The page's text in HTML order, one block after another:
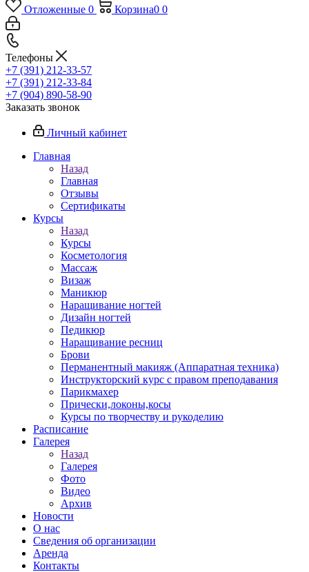
Отложенные 0 Корзина0 0
Телефоны
+7 (391) 212-33-57
+7 (391) 212-33-84
+7 (904) 890-58-90
Заказать звонок
Личный кабинет
Главная
Назад
Главная
Отзывы
Сертификаты
Курсы
Назад
Курсы
Косметология
Массаж
Визаж
Маникюр
Наращивание ногтей
Дизайн ногтей
Педикюр
Наращивание ресниц
Брови
Перманентный макияж (Аппаратная техника)
Инструкторский курс с правом преподавания
Парикмахер
Прически,локоны,косы
Курсы по творчеству и рукоделию
Расписание
Галерея
Назад
Галерея
Фото
Видео
Архив
Новости
О нас
Сведения об организации
Аренда
Контакты